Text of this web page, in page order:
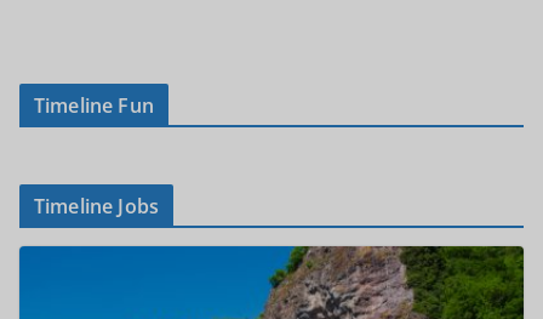
Timeline Fun
Timeline Jobs